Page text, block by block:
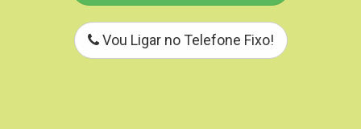
Vou Ligar no Telefone Fixo!